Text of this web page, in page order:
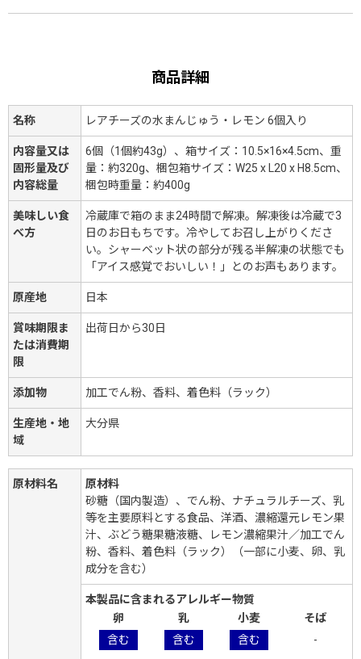
商品詳細
名称 レアチーズの水まんじゅう・レモン 6個入り
内容量又は
固形量及び
内容総量
6個（1個約43g）、箱サイズ：10.5×16×4.5cm、重
量：約320g、梱包箱サイズ：W25 x L20 x H8.5cm、
梱包時重量：約400g
美味しい食
べ方
冷蔵庫で箱のまま24時間で解凍。解凍後は冷蔵で3
日のお日もちです。冷やしてお召し上がりくださ
い。シャーベット状の部分が残る半解凍の状態でも
「アイス感覚でおいしい！」とのお声もあります。
原産地 日本
賞味期限ま
たは消費期
限
出荷日から30日
添加物 加工でん粉、香料、着色料（ラック）
生産地・地
域
大分県
原材料名
原材料
砂糖（国内製造）、でん粉、ナチュラルチーズ、乳
等を主要原料とする食品、洋酒、濃縮還元レモン果
汁、ぶどう糖果糖液糖、レモン濃縮果汁／加工でん
粉、香料、着色料（ラック）（一部に小麦、卵、乳
成分を含む）
本製品に含まれるアレルギー物質
卵
乳 小麦
そば
含む
含む 含む -